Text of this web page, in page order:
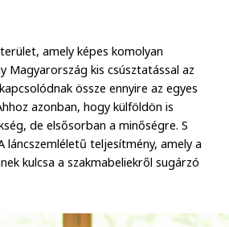
amely képes komolyan
Magyarország kis csúsztatással az
össze ennyire az egyes
azonban, hogy külföldön is
de elsősorban a minőségre. S
teljesítmény, amely a
kulcsa a szakmabeliekről sugárzó